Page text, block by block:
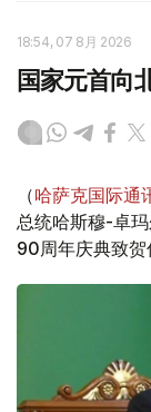
18:54, 07 8月 2026
国家元首向
（哈萨克国际通
总统哈斯穆-卓
90周年庆典致贺